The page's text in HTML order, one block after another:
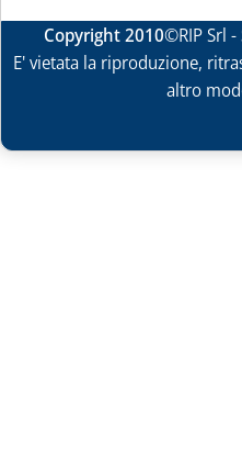
Copyright 2010©RIP Srl -
E' vietata la riproduzione,
altro